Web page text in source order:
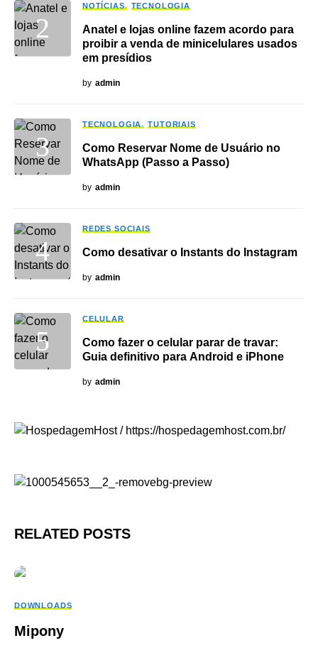
NOTÍCIAS TECNOLOGIA
Anatel e lojas online fazem acordo para
proibir a venda de minicelulares usados
em presídios
by admin
TECNOLOGIA TUTORIAIS
Como Reservar Nome de Usuário no
WhatsApp (Passo a Passo)
by admin
REDES SOCIAIS
Como desativar o Instants do Instagram
by admin
CELULAR
Como fazer o celular parar de travar:
Guia definitivo para Android e iPhone
by admin
RELATED POSTS
DOWNLOADS
Mipony